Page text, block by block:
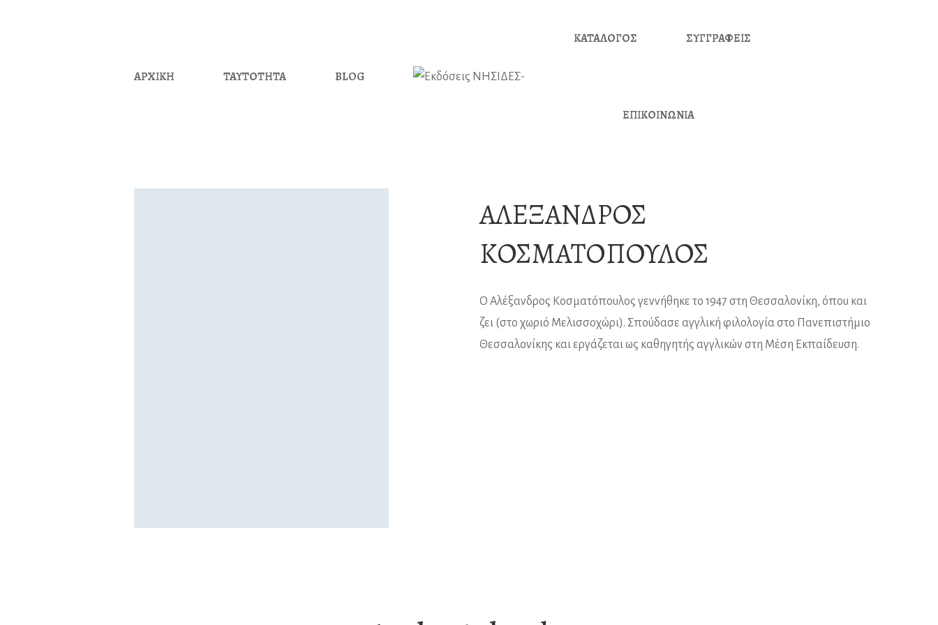
ΑΡΧΙΚΗ ΤΑΥΤΟΤΗΤΑ BLOG
ΚΑΤΑΛΟΓΟΣ ΣΥΓΓΡΑΦΕΙΣ
ΕΠΙΚΟΙΝΩΝΙΑ
ΑΛΈΞΑΝΔΡΟΣ
ΚΟΣΜΑΤΌΠΟΥΛΟΣ
Ο Αλέξανδρος Κοσματόπουλος γεννήθηκε το 1947 στη Θεσσαλονίκη, όπου και
ζει (στο χωριό Μελισσοχώρι). Σπούδασε αγγλική φιλολογία στο Πανεπιστήμιο
Θεσσαλονίκης και εργάζεται ως καθηγητής αγγλικών στη Μέση Εκπαίδευση.